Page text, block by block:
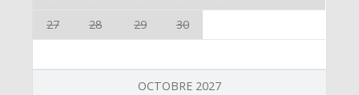
27
28 29 30
OCTOBRE 2027